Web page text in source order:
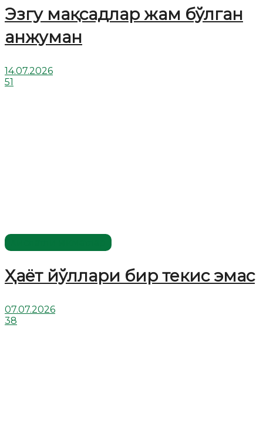
Эзгу мақсадлар жам бўлган
анжуман
14.07.2026
51
Ҳаёт йўллари бир текис эмас
07.07.2026
38